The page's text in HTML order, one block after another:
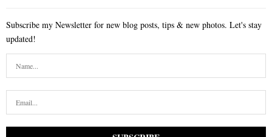
Subscribe my Newsletter for new blog posts, tips & new photos. Let's stay
updated!